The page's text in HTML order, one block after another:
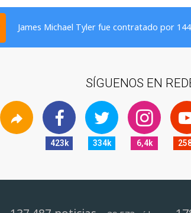
James Michael Tyler fue contratado por
SÍGUENOS EN
423k 334k 6,4k